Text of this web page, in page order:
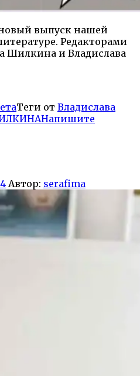
выпуск нашей
Редакторами
Шилкина и Владислава
Теги от Владислава
Напишите
Автор: serafima